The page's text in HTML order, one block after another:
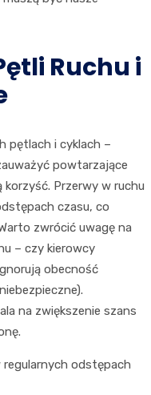
Ruchu i
pętlach i cyklach –
powtarzające
Przerwy w ruchu
czasu, co
zwrócić uwagę na
– czy kierowcy
obecność
na zwiększenie szans
odstępach